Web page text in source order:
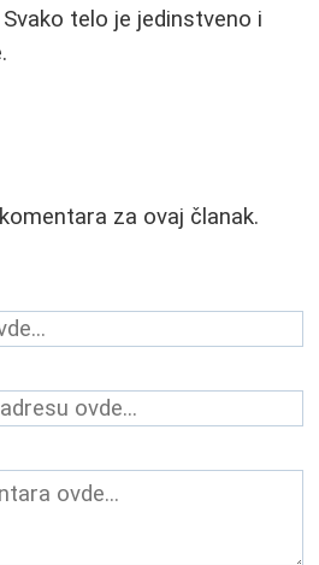
telo je jedinstveno i
za ovaj članak.